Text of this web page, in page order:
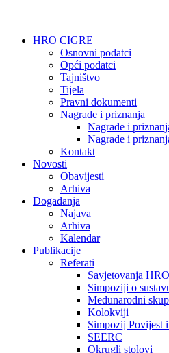
HRO CIGRE
Osnovni podatci​
Opći podatci
Tajništvo
Tijela
Pravni dokumenti
Nagrade i priznanja
Nagrade i
Nagrade i
Kontakt
Novosti
Obavijesti
Arhiva
Događanja
Najava
Arhiva
Kalendar
Publikacije
Referati
Savjetovanja
Simpoziji o
Međunarodni
Kolokviji​
Simpozij Povijest
SEERC
Okrugli stolovi